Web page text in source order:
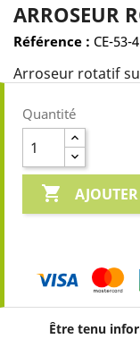
ARROSEUR
Référence : CE-53-
Arroseur rotatif
Quantité

Être tenu